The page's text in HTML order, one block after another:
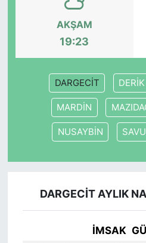
AKŞAM
19:23
DARGECİT DERİK
MARDİN
NUSAYBİN
DARGECİT AYLIK
İMSAK